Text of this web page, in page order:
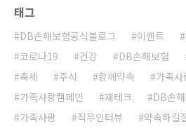
태그
DB손해보험공식블로그 이벤트
코로나19
건강 DB손해보험
축제
주식 함께약속 가족
가족사랑캠페인
재테크
DB손
가족사랑
직무인터뷰 약속하길